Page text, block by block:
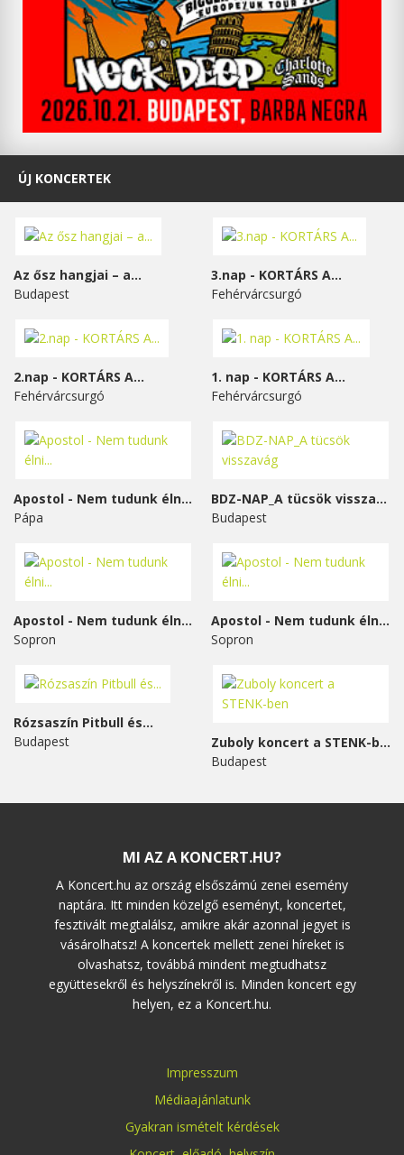
ÚJ KONCERTEK
Az ősz hangjai – a...
Budapest
3.nap - KORTÁRS A...
Fehérvárcsurgó
2.nap - KORTÁRS A...
Fehérvárcsurgó
1. nap - KORTÁRS A...
Fehérvárcsurgó
Apostol - Nem tudunk élni...
Pápa
BDZ-NAP_A tücsök visszavág
Budapest
Apostol - Nem tudunk élni...
Sopron
Apostol - Nem tudunk élni...
Sopron
Rózsaszín Pitbull és...
Budapest
Zuboly koncert a STENK-ben
Budapest
MI AZ A KONCERT.HU?
A Koncert.hu az ország elsőszámú zenei esemény
naptára. Itt minden közelgő eseményt, koncertet,
fesztivált megtalálsz, amikre akár azonnal jegyet is
vásárolhatsz! A koncertek mellett zenei híreket is
olvashatsz, továbbá mindent megtudhatsz
együttesekről és helyszínekről is. Minden koncert egy
helyen, ez a Koncert.hu.
Impresszum
Médiaajánlatunk
Gyakran ismételt kérdések